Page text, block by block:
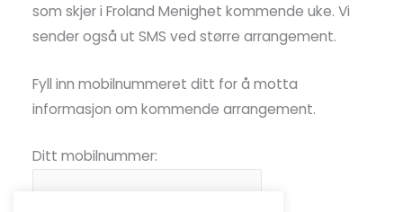
som skjer i Froland Menighet kommende uke. Vi
sender også ut SMS ved større arrangement.
Fyll inn mobilnummeret ditt for å motta
informasjon om kommende arrangement.
Ditt mobilnummer: